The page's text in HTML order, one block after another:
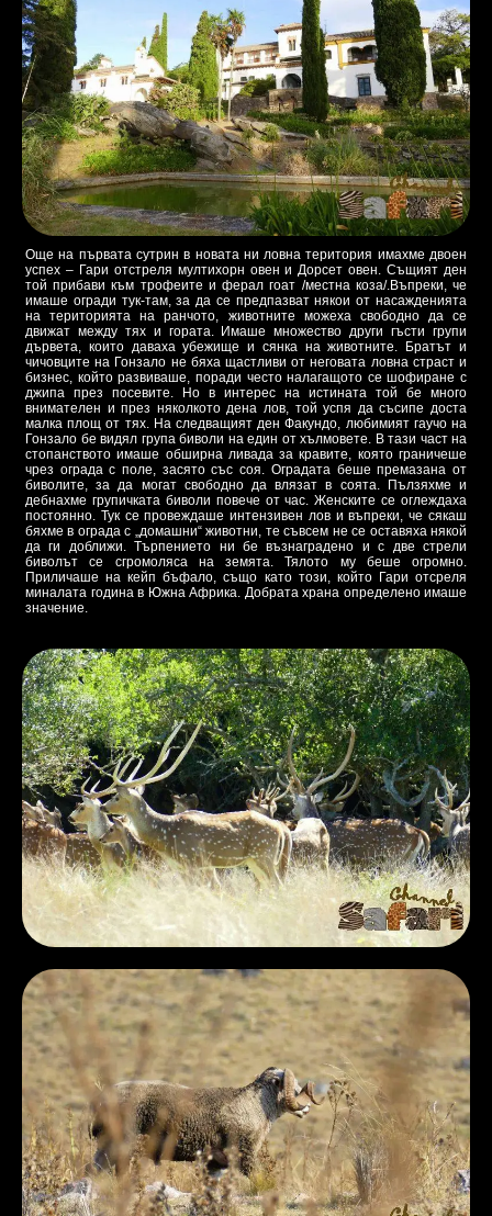
Още на първата сутрин в новата ни ловна територия имахме двоен
успех – Гари отстреля мултихорн овен и Дорсет овен. Същият ден
той прибави към трофеите и ферал гоат /местна коза/.Въпреки, че
имаше огради тук-там, за да се предпазват някои от насажденията
на територията на ранчото, животните можеха свободно да се
движат между тях и гората. Имаше множество други гъсти групи
дървета, които даваха убежище и сянка на животните. Братът и
чичовците на Гонзало не бяха щастливи от неговата ловна страст и
бизнес, който развиваше, поради често налагащото се шофиране с
джипа през посевите. Но в интерес на истината той бе много
внимателен и през няколкото дена лов, той успя да съсипе доста
малка площ от тях. На следващият ден Факундо, любимият гаучо на
Гонзало бе видял група биволи на един от хълмовете. В тази част на
стопанството имаше обширна ливада за кравите, която граничеше
чрез ограда с поле, засято със соя. Оградата беше премазана от
биволите, за да могат свободно да влязат в соята. Пълзяхме и
дебнахме групичката биволи повече от час. Женските се оглеждаха
постоянно. Тук се провеждаше интензивен лов и въпреки, че сякаш
бяхме в ограда с „домашни“ животни, те съвсем не се оставяха някой
да ги доближи. Търпението ни бе възнаградено и с две стрели
биволът се сгромоляса на земята. Тялото му беше огромно.
Приличаше на кейп бъфало, също като този, който Гари отсреля
миналата година в Южна Африка. Добрата храна определено имаше
значение.